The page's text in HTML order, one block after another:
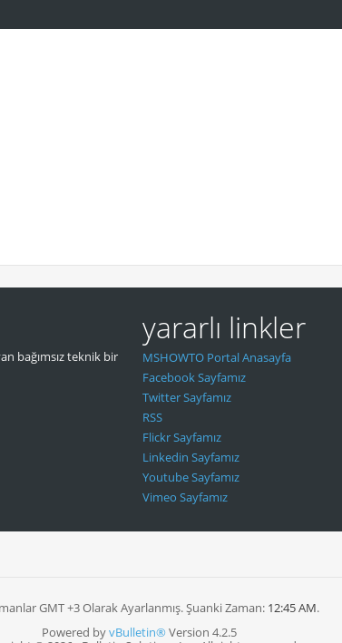
bağımsız teknik bir
yararlı linkler
MSHOWTO Portal Anasayfa
Facebook Sayfamız
Twitter Sayfamız
RSS
Flickr Sayfamız
Linkedin Sayfamız
Youtube Sayfamız
Vimeo Sayfamız
GMT +3 Olarak Ayarlanmış. Şuanki Zaman: 12:45 AM.
Powered byvBulletin®Version 4.2.5